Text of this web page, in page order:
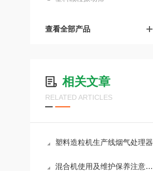
查看全部产品
相关文章
RELATED ARTICLES
塑料造粒机生产线烟气处理器
混合机使用及维护保养注意事项